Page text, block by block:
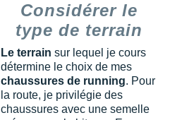
Considérer le
type de terrain
Le terrain sur lequel je cours
détermine le choix de mes
chaussures de running. Pour
la route, je privilégie des
chaussures avec une semelle